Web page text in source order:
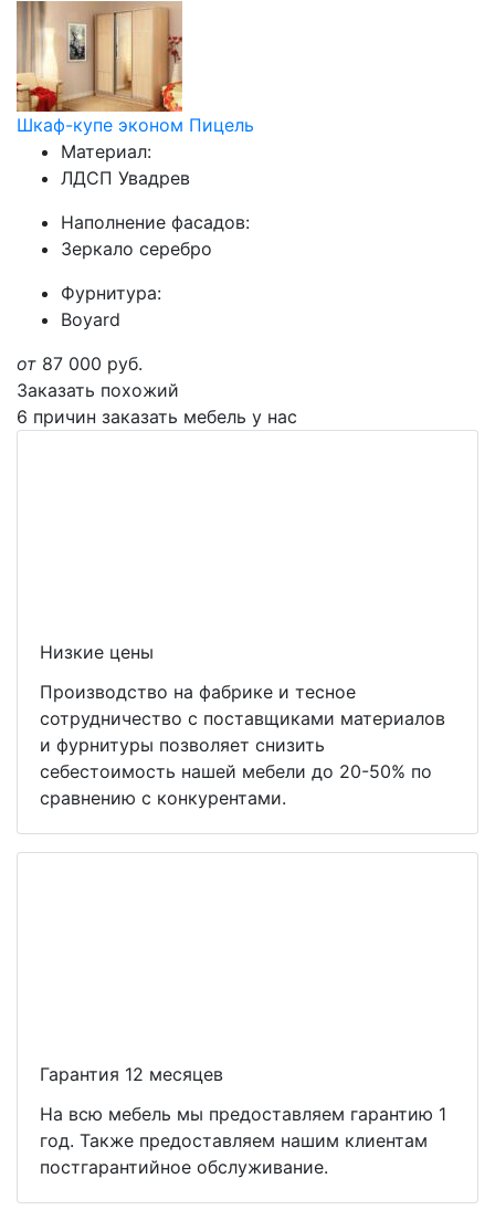
Шкаф-купе эконом Пицель
Материал:
ЛДСП Увадрев
Наполнение фасадов:
Зеркало серебро
Фурнитура:
Boyard
от 87 000 руб.
Заказать похожий
6 причин заказать мебель у нас
Низкие цены
Производство на фабрике и тесное
сотрудничество с поставщиками материалов
и фурнитуры позволяет снизить
себестоимость нашей мебели до 20-50% по
сравнению с конкурентами.
Гарантия 12 месяцев
На всю мебель мы предоставляем гарантию 1
год. Также предоставляем нашим клиентам
постгарантийное обслуживание.